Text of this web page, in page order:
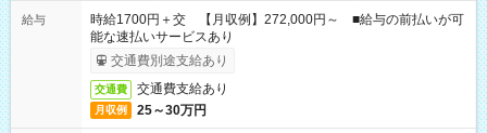
給与
時給1700円＋交 【月収例】272,000円～ ■給与の前払いが可
能な速払いサービスあり
交通費別途支給あり
交通費 交通費支給あり
月収例 25～30万円